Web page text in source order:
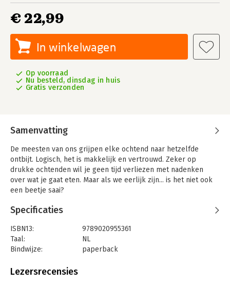
€ 22,99
In winkelwagen
Op voorraad
Nu besteld, dinsdag in huis
Gratis verzonden
Samenvatting
De meesten van ons grijpen elke ochtend naar hetzelfde
ontbijt. Logisch, het is makkelijk en vertrouwd. Zeker op
drukke ochtenden wil je geen tijd verliezen met nadenken
over wat je gaat eten. Maar als we eerlijk zijn... is het niet ook
een beetje saai?
ontbijtideeën die niet alleen eenvoudig en snel te bereiden
ochtenden meer, maar een smaakvol begin van je dag.
'Je wil je gewoon fantastisch voelen: genieten van lekker eten,
geen energiedips ervaren. Dat is precies wat deze ontbijten
Specificaties
ISBN13:
9789020955361
Taal:
NL
Bindwijze:
paperback
Uitgever:
Lezersrecensies